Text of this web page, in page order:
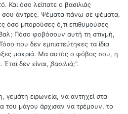
Και όσο λείπατε ο βασιλιάς
άντρες. Ψέματα πάνω σε ψέματα,
όσο μπορούσες ό,τι επιθυμούσες
Βαλ; Πόσο φοβόσουν αυτή τη στιγμή,
που δεν εμπιστεύτηκες τα ίδια
μακριά. Μα αυτός ο φόβος σου, η
Έτσι δεν είναι, βασιλιά;".
γεμάτη ειρωνεία, να αντηχεί στα
του μάγου άρχισαν να τρέμουν, το